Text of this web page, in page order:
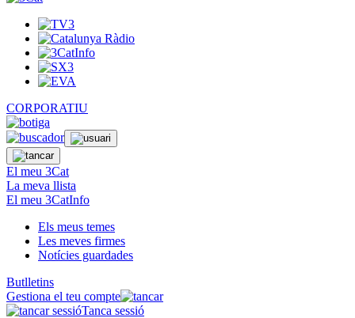
CORPORATIU
El meu 3Cat
La meva llista
El meu 3CatInfo
Els meus temes
Les meves firmes
Notícies guardades
Butlletins
Gestiona el teu compte
Tanca sessió